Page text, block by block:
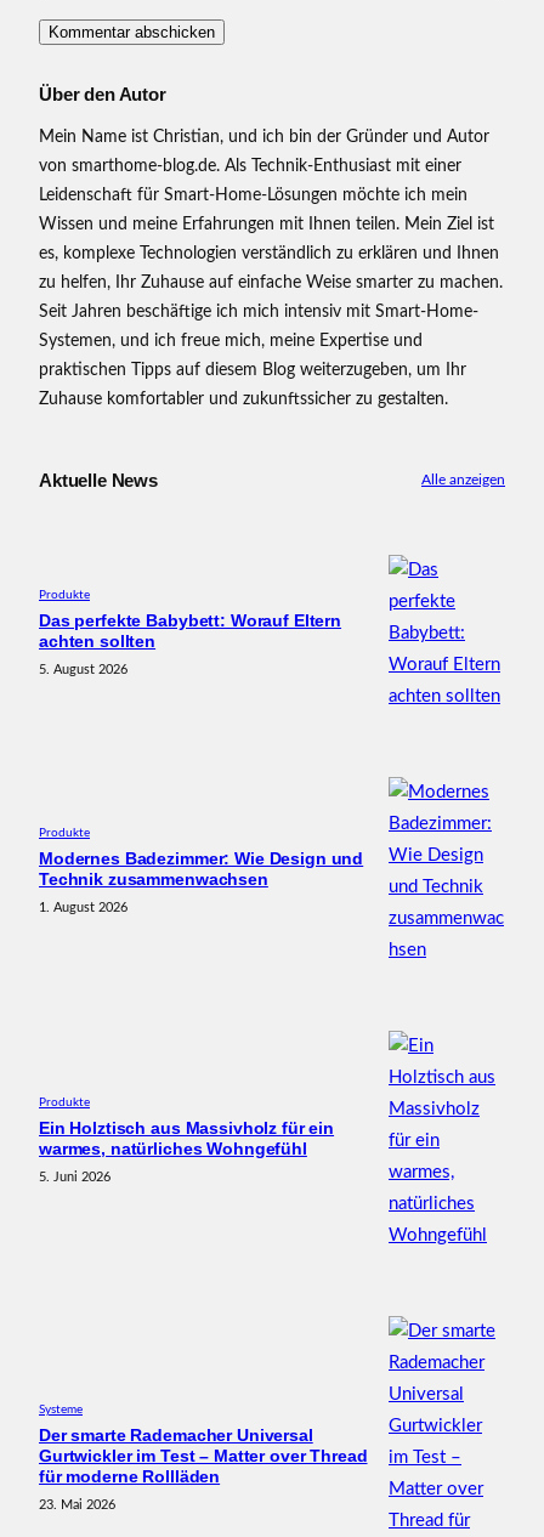
Über den Autor
Mein Name ist Christian, und ich bin der Gründer und Autor
von smarthome-blog.de. Als Technik-Enthusiast mit einer
Leidenschaft für Smart-Home-Lösungen möchte ich mein
Wissen und meine Erfahrungen mit Ihnen teilen. Mein Ziel ist
es, komplexe Technologien verständlich zu erklären und Ihnen
zu helfen, Ihr Zuhause auf einfache Weise smarter zu machen.
Seit Jahren beschäftige ich mich intensiv mit Smart-Home-
Systemen, und ich freue mich, meine Expertise und
praktischen Tipps auf diesem Blog weiterzugeben, um Ihr
Zuhause komfortabler und zukunftssicher zu gestalten.
Aktuelle News Alle anzeigen
Produkte
Das perfekte Babybett: Worauf Eltern
achten sollten
5. August 2026
Produkte
Modernes Badezimmer: Wie Design und
Technik zusammenwachsen
1. August 2026
Produkte
Ein Holztisch aus Massivholz für ein
warmes, natürliches Wohngefühl
5. Juni 2026
Systeme
Der smarte Rademacher Universal
Gurtwickler im Test – Matter over Thread
für moderne Rollläden
23. Mai 2026